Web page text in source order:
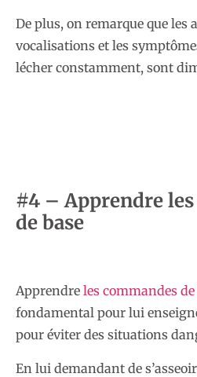
De plus, on remarque que les
vocalisations et les
lécher constamment, sont
#4 – Apprendre
de base
Apprendre les commandes de
fondamental pour lui
pour éviter des situations
En lui demandant de